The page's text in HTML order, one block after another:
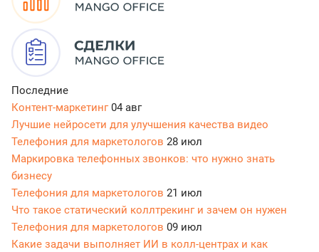
Последние
Контент-маркетинг04 авг
Лучшие нейросети для улучшения качества видео
Телефония для маркетологов 28 июл
Маркировка телефонных звонков: что нужно знать
бизнесу
Телефония для маркетологов 21 июл
Что такое статический коллтрекинг и зачем он нужен
Телефония для маркетологов 09 июл
Какие задачи выполняет ИИ в колл-центрах и как